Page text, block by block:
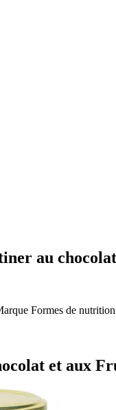
au
Formes de nutrition
et aux